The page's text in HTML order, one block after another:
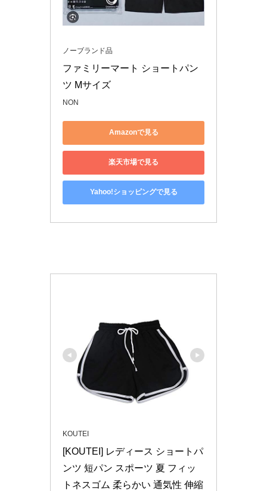
ノーブランド品
ファミリーマート ショートパン
ツ Mサイズ
NON
Amazonで見る
楽天市場で見る
Yahoo!ショッピングで見る
KOUTEI
[KOUTEI] レディース ショートパ
ンツ 短パン スポーツ 夏 フィッ
トネスゴム 柔らかい 通気性 伸縮